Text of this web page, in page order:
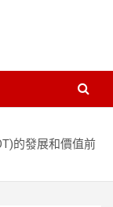
的發展和價值前